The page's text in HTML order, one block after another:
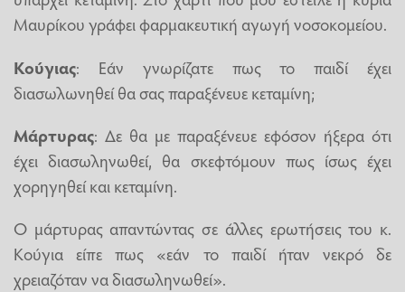
Μαυρίκου γράφει φαρμακευτική αγωγή νοσοκομείου.
Κούγιας: Εάν γνωρίζατε πως το παιδί έχει
διασωλωνηθεί θα σας παραξένευε κεταμίνη;
Μάρτυρας: Δε θα με παραξένευε εφόσον ήξερα ότι
έχει διασωληνωθεί, θα σκεφτόμουν πως ίσως έχει
χορηγηθεί και κεταμίνη.
Ο μάρτυρας απαντώντας σε άλλες ερωτήσεις του κ.
Κούγια είπε πως «εάν το παιδί ήταν νεκρό δε
χρειαζόταν να διασωληνωθεί».